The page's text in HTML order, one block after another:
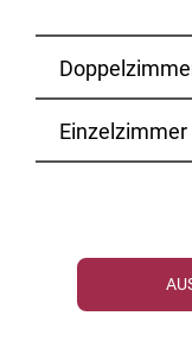
Einzelzimmer